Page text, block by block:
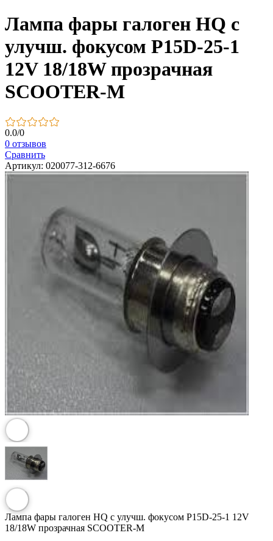
Лампа фары галоген HQ c
улучш. фокусом P15D-25-1
12V 18/18W прозрачная
SCOOTER-M
0.0/0
0 отзывов
Сравнить
Артикул: 020077-312-6676
Лампа фары галоген HQ c улучш. фокусом P15D-25-1 12V
18/18W прозрачная SCOOTER-M